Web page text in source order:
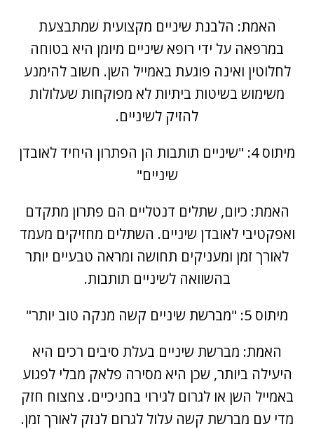
האמת: הלבנת שיניים מקצועית שמתבצעת
במרפאה על ידי רופא שיניים מיומן היא בטוחה
לחלוטין ואינה פוגעת באמייל השן. חשוב להימנע
משימוש בשיטות ביתיות לא מפוקחות שעלולות
להזיק לשיניים.
מיתוס 4: "שיניים תותבות הן הפתרון היחיד לאובדן
שיניים"
האמת: כיום,שתלים דנטליים הם פתרון מתקדם
ואפקטיבי לאובדן שיניים. השתלים מחזיקים מעמד
לאורך זמן ומעניקים תחושה ומראה טבעיים יותר
בהשוואה לשיניים תותבות.
מיתוס 5: "מברשת שיניים קשה מנקה טוב יותר"
האמת: מברשת שיניים בעלת סיבים רכים היא
היעילה ביותר, שכן היא מסירה פלאק מבלי לפגוע
באמייל השן או לגרום לגירוי בחניכיים. צחצוח חזק
מדי עם מברשת קשה עלול לגרום לנזק לאורך זמן.